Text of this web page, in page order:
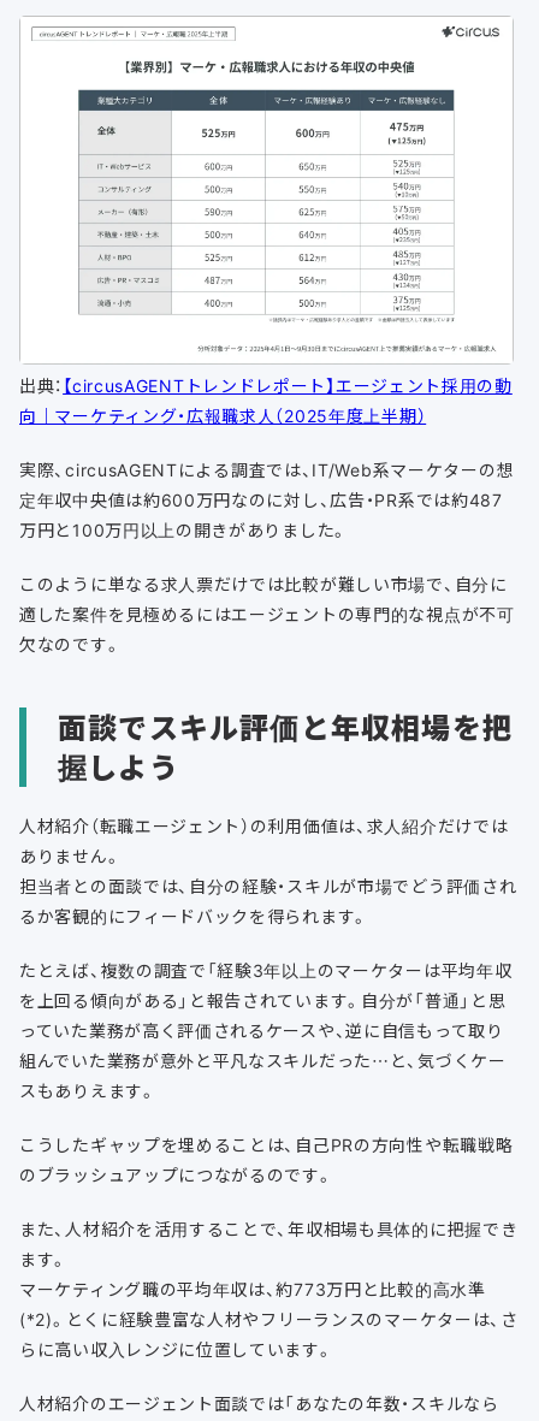
出典： 【circusAGENTトレンドレポート】エージェント採用の動
向｜マーケティング・広報職求人（2025年度上半期）
実際、circusAGENTによる調査では、IT/Web系マーケターの想
定年収中央値は約600万円なのに対し、広告・PR系では約487
万円と100万円以上の開きがありました。
このように単なる求人票だけでは比較が難しい市場で、自分に
適した案件を見極めるにはエージェントの専門的な視点が不可
欠なのです。
面談でスキル評価と年収相場を把
握しよう
人材紹介（転職エージェント）の利用価値は、求人紹介だけでは
ありません。
担当者との面談では、自分の経験・スキルが市場でどう評価され
るか客観的にフィードバックを得られます。
たとえば、複数の調査で「経験3年以上のマーケターは平均年収
を上回る傾向がある」と報告されています。自分が「普通」と思
っていた業務が高く評価されるケースや、逆に自信もって取り
組んでいた業務が意外と平凡なスキルだった…と、気づくケー
スもありえます。
こうしたギャップを埋めることは、自己PRの方向性や転職戦略
のブラッシュアップにつながるのです。
また、人材紹介を活用することで、年収相場も具体的に把握でき
ます。
マーケティング職の平均年収は、約773万円と比較的高水準
(*2)。とくに経験豊富な人材やフリーランスのマーケターは、さ
らに高い収入レンジに位置しています。
人材紹介のエージェント面談では「あなたの年数・スキルなら